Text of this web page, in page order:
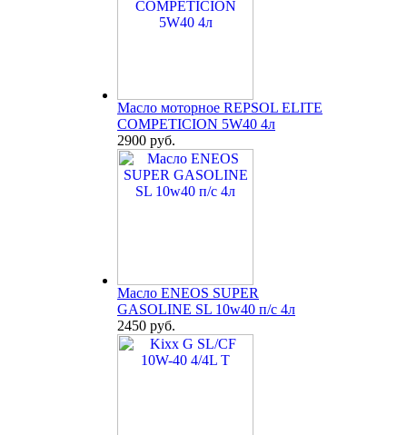
Масло моторное REPSOL ELITE
COMPETICION 5W40 4л
2900 руб.
Масло ENEOS SUPER
GASOLINE SL 10w40 п/с 4л
2450 руб.